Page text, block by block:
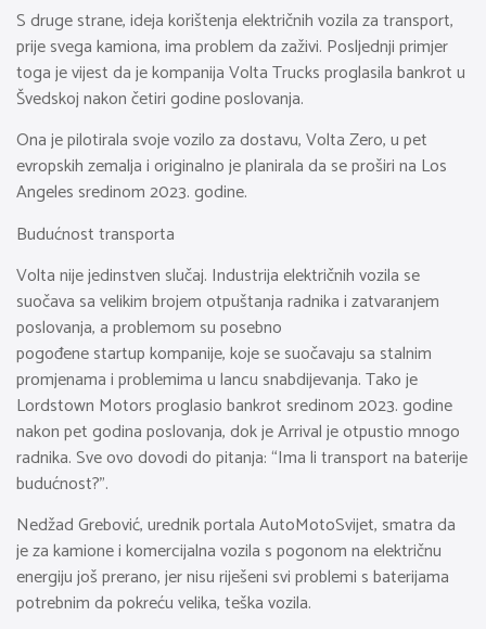
S druge strane, ideja korištenja električnih vozila za transport,
prije svega kamiona, ima problem da zaživi. Posljednji primjer
toga je vijest da je kompanija Volta Trucks proglasila bankrot u
Švedskoj nakon četiri godine poslovanja.
Ona je pilotirala svoje vozilo za dostavu, Volta Zero, u pet
evropskih zemalja i originalno je planirala da se proširi na Los
Angeles sredinom 2023. godine.
Budućnost transporta
Volta nije jedinstven slučaj. Industrija električnih vozila se
suočava sa velikim brojem otpuštanja radnika i zatvaranjem
poslovanja, a problemom su posebno
pogođene startup kompanije, koje se suočavaju sa stalnim
promjenama i problemima u lancu snabdijevanja. Tako je
Lordstown Motors proglasio bankrot sredinom 2023. godine
nakon pet godina poslovanja, dok je Arrival je otpustio mnogo
radnika. Sve ovo dovodi do pitanja: “Ima li transport na baterije
budućnost?”.
Nedžad Grebović, urednik portala AutoMotoSvijet, smatra da
je za kamione i komercijalna vozila s pogonom na električnu
energiju još prerano, jer nisu riješeni svi problemi s baterijama
potrebnim da pokreću velika, teška vozila.